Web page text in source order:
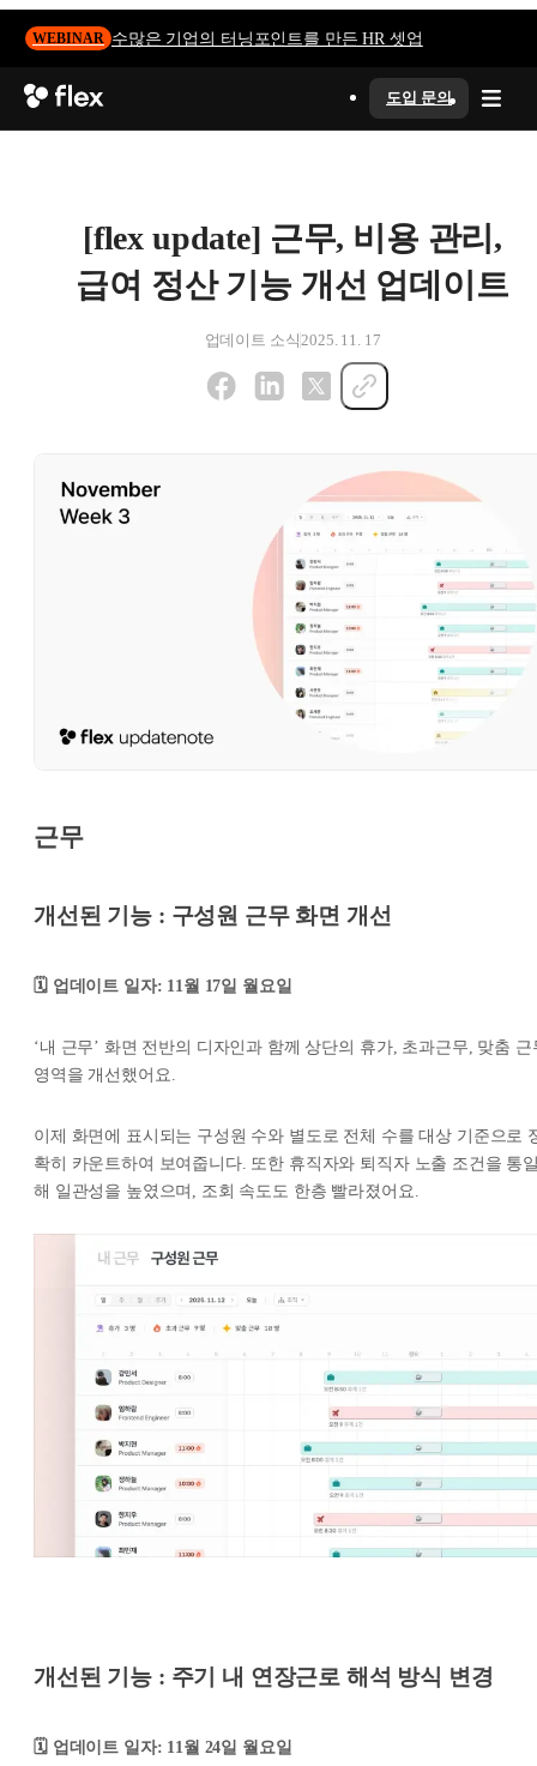
WEBINAR 수많은 기업의 터닝포인트를 만든 HR 셋업
도입 문의
[flex update] 근무, 비용 관리,
급여 정산 기능 개선 업데이트
업데이트 소식 2025. 11. 17
근무
개선된 기능 : 구성원 근무 화면 개선
🗓️ 업데이트 일자: 11월 17일 월요일
‘내 근무’ 화면 전반의 디자인과 함께 상단의 휴가, 초과근무, 맞춤 근
영역을 개선했어요.
이제 화면에 표시되는 구성원 수와 별도로 전체 수를 대상 기준으로
확히 카운트하여 보여줍니다. 또한 휴직자와 퇴직자 노출 조건을 통
해 일관성을 높였으며, 조회 속도도 한층 빨라졌어요.
개선된 기능 : 주기 내 연장근로 해석 방식 변경
🗓️ 업데이트 일자: 11월 24일 월요일